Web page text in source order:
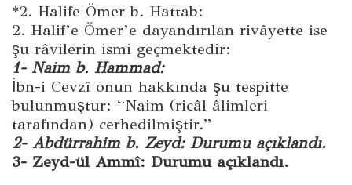
*2. Halife Ömer b. Hattab:
2. Halif’e Ömer’e dayandırılan rivâyette ise
şu râvilerin ismi geçmektedir:
1- Naim b. Hammad:
İbn-i Cevzî onun hakkında şu tespitte
bulunmuştur: “Naim (ricâl âlimleri
tarafından) cerhedilmiştir.”
2- Abdürrahim b. Zeyd: Durumu açıklandı.
3- Zeyd-ül Ammî: Durumu açıklandı.